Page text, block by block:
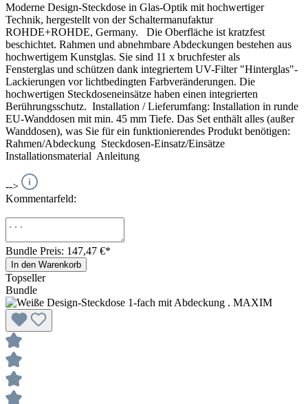
Moderne Design-Steckdose in Glas-Optik mit hochwertiger
Technik, hergestellt von der Schaltermanufaktur
ROHDE+ROHDE, Germany. Die Oberfläche ist kratzfest
beschichtet. Rahmen und abnehmbare Abdeckungen bestehen aus
hochwertigem Kunstglas. Sie sind 11 x bruchfester als
Fensterglas und schützen dank integriertem UV-Filter "Hinterglas"-
Lackierungen vor lichtbedingten Farbveränderungen. Die
hochwertigen Steckdoseneinsätze haben einen integrierten
Berührungsschutz. Installation / Lieferumfang: Installation in runde
EU-Wanddosen mit min. 45 mm Tiefe. Das Set enthält alles (außer
Wanddosen), was Sie für ein funktionierendes Produkt benötigen:
Rahmen/Abdeckung Steckdosen-Einsatz/Einsätze
Installationsmaterial Anleitung
-->
Kommentarfeld:
Bundle Preis: 147,47 €*
In den Warenkorb
Topseller
Bundle